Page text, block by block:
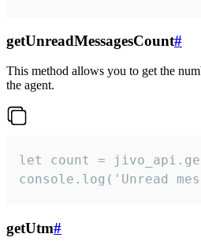
getUnreadMessagesCount#
This method allows you to get the
the agent.
let count =
console.log('Unread
getUtm#